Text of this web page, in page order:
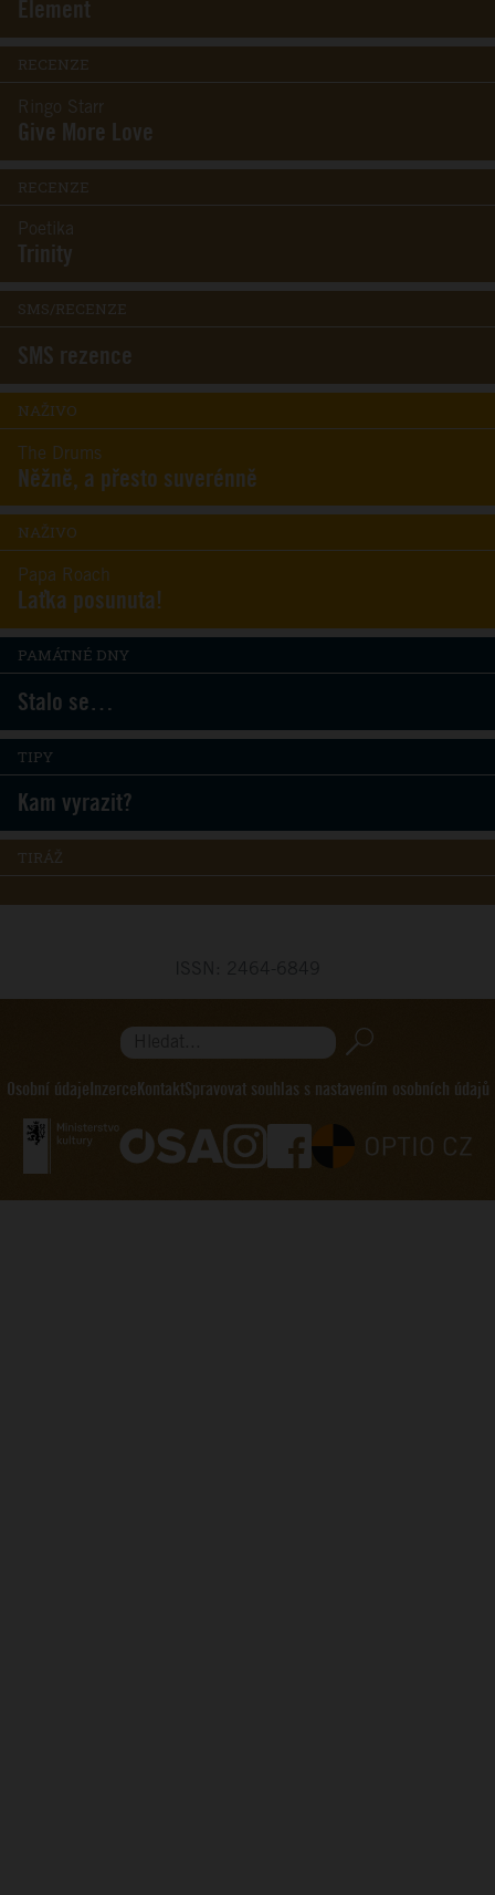
Element
RECENZE
Ringo Starr
Give More Love
RECENZE
Poetika
Trinity
SMS/RECENZE
SMS rezence
NAŽIVO
The Drums
Něžně, a přesto suverénně
NAŽIVO
Papa Roach
Laťka posunuta!
PAMÁTNÉ DNY
Stalo se…
TIPY
Kam vyrazit?
TIRÁŽ
Hledat...
Osobní údajeInzerceKontaktSpravovat souhlas s nastavením osobních údajů